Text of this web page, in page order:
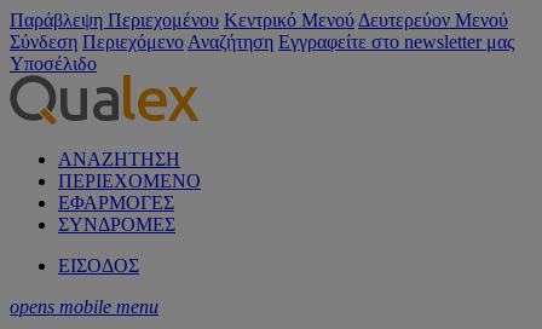
Παράβλεψη Περιεχομένου Κεντρικό Μενού Δευτερεύον Μενού
Σύνδεση Περιεχόμενο Αναζήτηση Εγγραφείτε στο newsletter μας
Υποσέλιδο
ΑΝΑΖΗΤΗΣΗ
ΠΕΡΙΕΧΟΜΕΝΟ
ΕΦΑΡΜΟΓΕΣ
ΣΥΝΔΡΟΜΕΣ
ΕΙΣΟΔΟΣ
opens mobile menu